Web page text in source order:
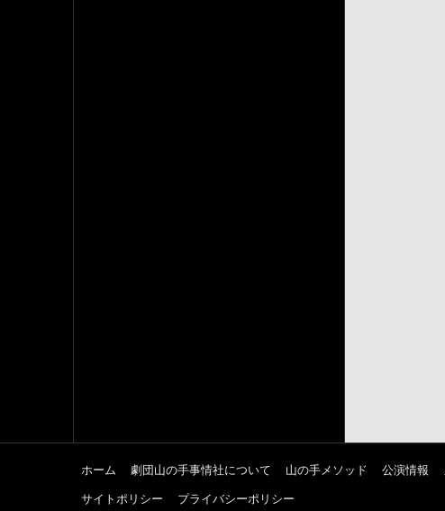
ホーム 劇団山の手事情社について 山の手メソッド 公演情報
サイトポリシー プライバシーポリシー